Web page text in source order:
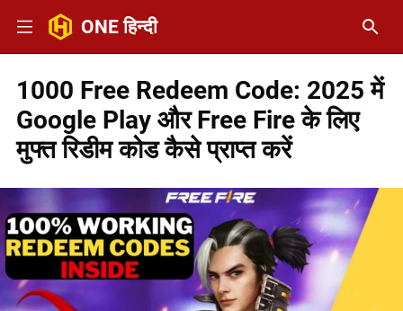
ONE हिन्दी
1000 Free Redeem Code: 2025 में
Google Play और Free Fire के लिए
मुफ्त रिडीम कोड कैसे प्राप्त करें